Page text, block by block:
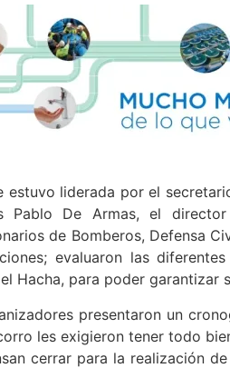
estuvo liderada por el
Pablo De Armas, el
de Bomberos, Defensa
evaluaron las
Hacha, para poder garantizar
presentaron un
les exigieron tener todo
cerrar para la realización